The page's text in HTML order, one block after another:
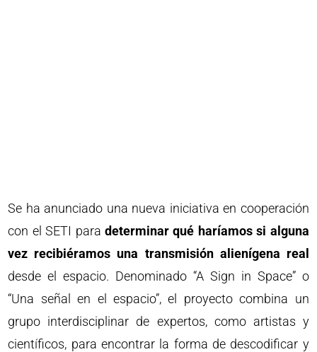
Se ha anunciado una nueva iniciativa en cooperación
con el SETI para determinar qué haríamos si alguna
vez recibiéramos una transmisión alienígena real
desde el espacio. Denominado “A Sign in Space” o
“Una señal en el espacio”, el proyecto combina un
grupo interdisciplinar de expertos, como artistas y
científicos, para encontrar la forma de descodificar y